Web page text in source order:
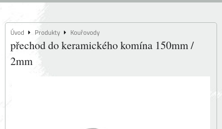
Úvod Produkty Kouřovody
přechod do keramického komína 150mm /
2mm